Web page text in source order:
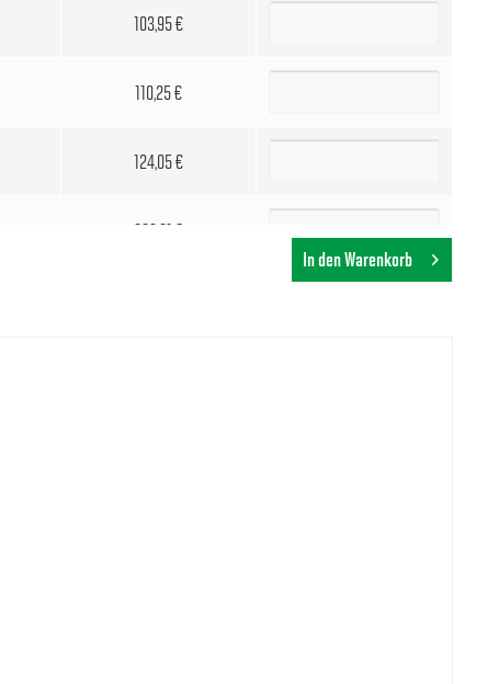
103,95 €
110,25 €
124,05 €
283,21 €
In den Warenkorb